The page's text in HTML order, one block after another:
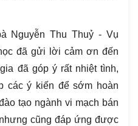
Nguyễn Thu Thuỷ - Vụ
đã gửi lời cảm ơn đến
đã góp ý rất nhiệt tình,
các ý kiến để sớm hoàn
tạo ngành vi mạch bán
cũng đáp ứng được